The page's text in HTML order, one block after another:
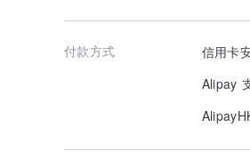
◎包包商品寄出:
【請注意若需退換貨商品吊牌
→若無暇疵需退換貨:由買方負
→若有瑕疵要直接退貨:由賣方
付款方式
信用卡
Alipay